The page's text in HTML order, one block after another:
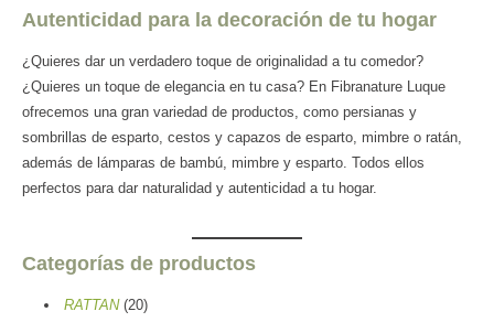
Autenticidad para la decoración de tu hogar
¿Quieres dar un verdadero toque de originalidad a tu comedor?
¿Quieres un toque de elegancia en tu casa? En Fibranature Luque
ofrecemos una gran variedad de productos, como persianas y
sombrillas de esparto, cestos y capazos de esparto, mimbre o ratán,
además de lámparas de bambú, mimbre y esparto. Todos ellos
perfectos para dar naturalidad y autenticidad a tu hogar.
Categorías de productos
RATTAN 2020